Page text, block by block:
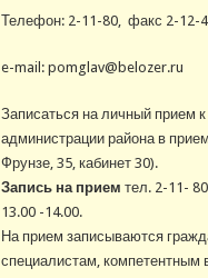
Телефон: 2-11-80, факс 2-12-
e-mail: pomglav@belozer.ru
Записаться на личный прием
администрации района в
Фрунзе, 35, кабинет 30).
Запись на прием тел. 2-11-
13.00 -14.00.
На прием записываются
специалистам,